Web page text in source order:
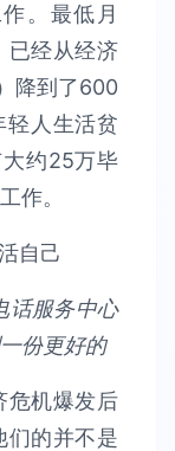
。最低月
已经从经济
降到了600
人生活贫
约25万毕
作。
话服务中心
份更好的
危机爆发后
们的并不是